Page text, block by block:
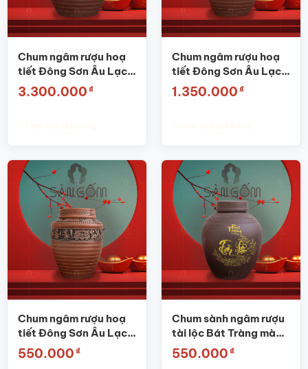
Chum ngâm rượu hoạ
tiết Đông Sơn Âu Lạc
dát vàng 30L SG-CR11
3.300.000 ₫
Chum ngâm rượu hoạ
tiết Đông Sơn Âu Lạc
dát vàng 10L SG-
CR05
1.350.000 ₫
Chum ngâm rượu hoạ
tiết Đông Sơn Âu Lạc
10L SG-CR06
550.000 ₫
Chum sành ngâm rượu
tài lộc Bát Tràng màu
nâu 20L SG-CR13
550.000 ₫